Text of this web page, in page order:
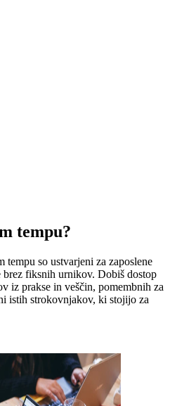
tempu?
tempu so ustvarjeni za zaposlene
fiksnih urnikov. Dobiš dostop
iz prakse in veščin, pomembnih za
istih strokovnjakov, ki stojijo za